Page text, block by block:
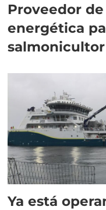
Proveedor
energética
Ya está